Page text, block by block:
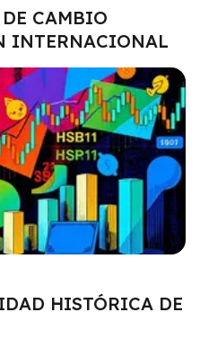
CAMBIO
INTERNACIONAL
HISTÓRICA DE